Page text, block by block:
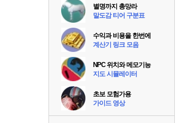
별명까지 총망라
말도감 티어 구분표
수익과 비용을 한번에
계산기 링크 모음
NPC 위치와 메모기능
지도 시뮬레이터
초보 모험가용
가이드 영상